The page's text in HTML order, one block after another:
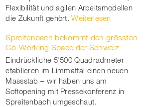
Flexibilität und agilen Arbeitsmodellen
die Zukunft gehört. Weiterlesen
Spreitenbach bekommt den grössten
Co-Working Space der Schweiz
Eindrückliche 5'500 Quadradmeter
etablieren im Limmattal einen neuen
Massstab – wir haben uns am
Softopening mit Pressekonferenz in
Spreitenbach umgeschaut.